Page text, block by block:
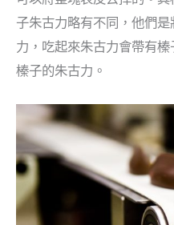
子朱古力略有不同，他們
力，吃起來朱古力會帶有
榛子的朱古力。